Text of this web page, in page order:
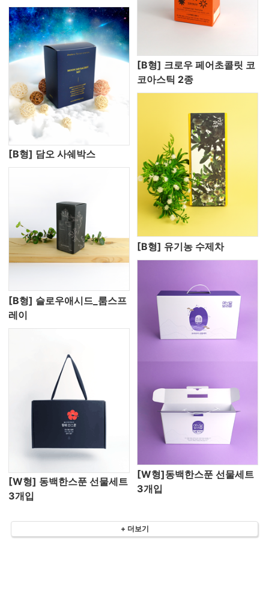
[B형] 담오 사쉐박스
[B형] 크로우 페어초콜릿 코
코아스틱 2종
[B형] 슬로우애시드_룸스프
레이
[B형] 유기농 수제차
[W형] 동백한스푼 선물세트
3개입
[W형]동백한스푼 선물세트
3개입
+ 더보기